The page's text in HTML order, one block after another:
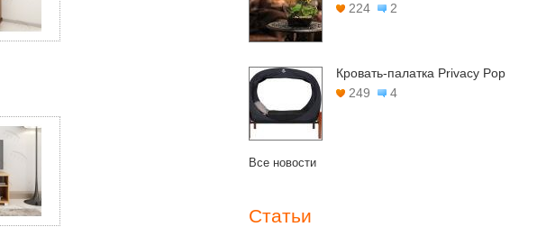
224
2
Кровать-палатка Privacy Pop
249
4
Все новости
Статьи